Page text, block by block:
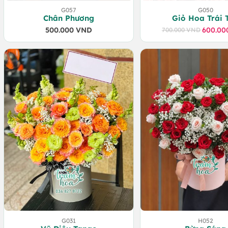
G057
Chân Phương
500.000VND
G050
Giỏ Hoa Trái
700.000VND Giá
gốc
là:
Giá
hiện
tại
G031 H052